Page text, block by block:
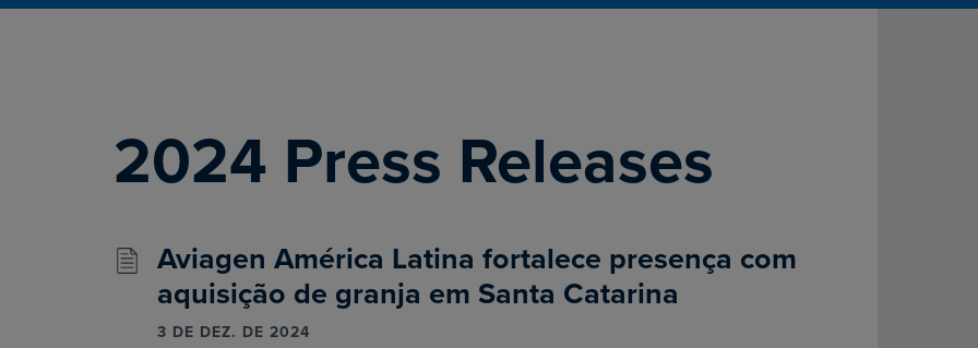
2024 Press Releases
Aviagen América Latina fortalece presença com
aquisição de granja em Santa Catarina
3 DE DEZ. DE 2024